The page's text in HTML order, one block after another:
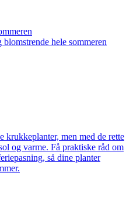
hele sommeren
krukkeplanter, men med de rette
og varme. Få praktiske råd om
så dine planter